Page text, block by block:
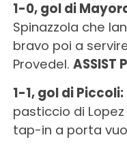
1-0, gol di
Spinazzola che
bravo poi a
Provedel. ASSIST
1-1, gol di Piccoli:
pasticcio di
tap-in a porta